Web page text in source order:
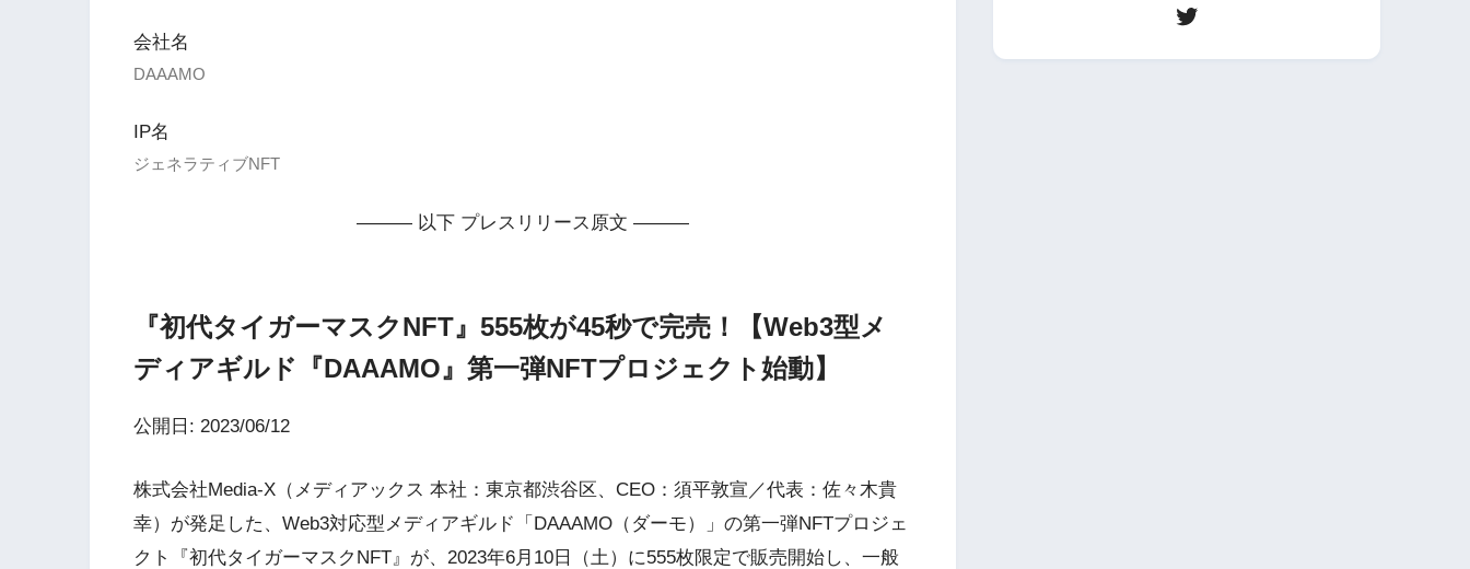
会社名
DAAAMO
IP名
ジェネラティブNFT
——— 以下 プレスリリース原文 ———
『初代タイガーマスクNFT』555枚が45秒で完売！【Web3型メ
ディアギルド『DAAAMO』第一弾NFTプロジェクト始動】
公開日: 2023/06/12
株式会社Media-X（メディアックス 本社：東京都渋谷区、CEO：須平敦宣／代表：佐々木貴
幸）が発足した、Web3対応型メディアギルド「DAAAMO（ダーモ）」の第一弾NFTプロジェ
クト『初代タイガーマスクNFT』が、2023年6月10日（土）に555枚限定で販売開始し、一般